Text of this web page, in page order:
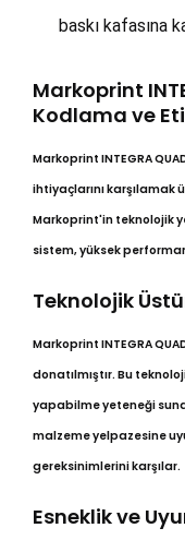
baskı kafasına
Markoprint
Kodlama ve
Markoprint INTEGRA
ihtiyaçlarını karşılamak
Markoprint'in teknolojik
sistem, yüksek
Teknolojik
Markoprint INTEGRA
donatılmıştır. Bu
yapabilme yeteneği
malzeme yelpazesine
gereksinimlerini karşılar.
Esneklik ve